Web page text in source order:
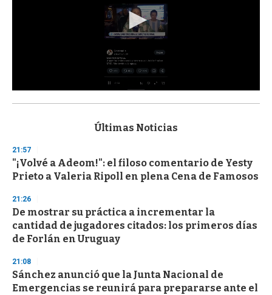
s
d
s
o
f
3
s
c
o
d
s
Últimas Noticias
21:57
"¡Volvé a Adeom!": el filoso comentario de Yesty
Prieto a Valeria Ripoll en plena Cena de Famosos
21:26
De mostrar su práctica a incrementar la
cantidad de jugadores citados: los primeros días
de Forlán en Uruguay
21:08
Sánchez anunció que la Junta Nacional de
Emergencias se reunirá para prepararse ante el